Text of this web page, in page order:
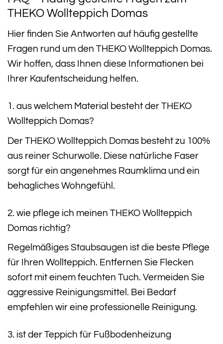
THEKO Wollteppich Domas
Hier finden Sie Antworten auf häufig gestellte
Fragen rund um den THEKO Wollteppich Domas.
Wir hoffen, dass Ihnen diese Informationen bei
Ihrer Kaufentscheidung helfen.
1. aus welchem Material besteht der THEKO
Wollteppich Domas?
Der THEKO Wollteppich Domas besteht zu 100%
aus reiner Schurwolle. Diese natürliche Faser
sorgt für ein angenehmes Raumklima und ein
behagliches Wohngefühl.
2. wie pflege ich meinen THEKO Wollteppich
Domas richtig?
Regelmäßiges Staubsaugen ist die beste Pflege
für Ihren Wollteppich. Entfernen Sie Flecken
sofort mit einem feuchten Tuch. Vermeiden Sie
aggressive Reinigungsmittel. Bei Bedarf
empfehlen wir eine professionelle Reinigung.
3. ist der Teppich für Fußbodenheizung